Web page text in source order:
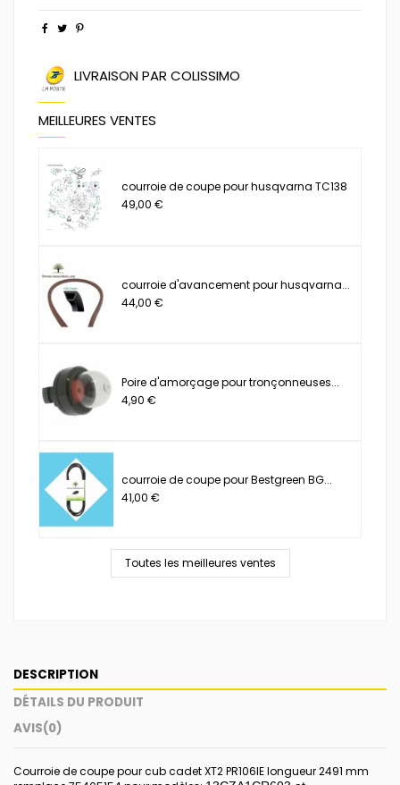
LIVRAISON PAR COLISSIMO
MEILLEURES VENTES
courroie de coupe pour husqvarna TC138
49,00 €
courroie d'avancement pour husqvarna...
44,00 €
Poire d'amorçage pour tronçonneuses...
4,90 €
courroie de coupe pour Bestgreen BG...
41,00 €
Toutes les meilleures ventes
DESCRIPTION
DÉTAILS DU PRODUIT
AVIS(0)
Courroie de coupe pour cub cadet XT2 PR106IE longueur 2491 mm